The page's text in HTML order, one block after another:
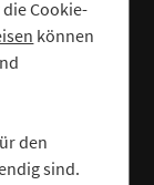
Cookie-
können
den
sind.